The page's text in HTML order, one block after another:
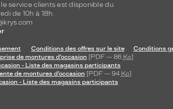
le service clients est disponible du
de 10h à 18h.
Conditions des offres sur le site
Conditions
de montures d’occasion [PDF — 86 Ko]
- Liste des magasins participants
de montures d’occasion [PDF — 94 Ko]
- Liste des magasins participants